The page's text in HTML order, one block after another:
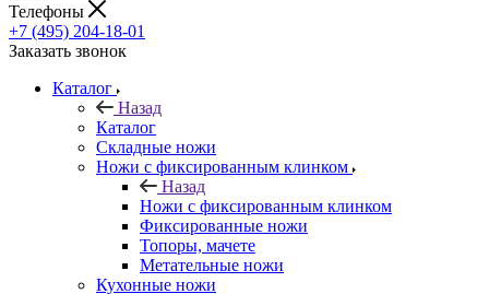
Телефоны
+7 (495) 204-18-01
Заказать звонок
Каталог
Назад
Каталог
Складные ножи
Ножи с фиксированным клинком
Назад
Ножи с фиксированным клинком
Фиксированные ножи
Топоры, мачете
Метательные ножи
Кухонные ножи